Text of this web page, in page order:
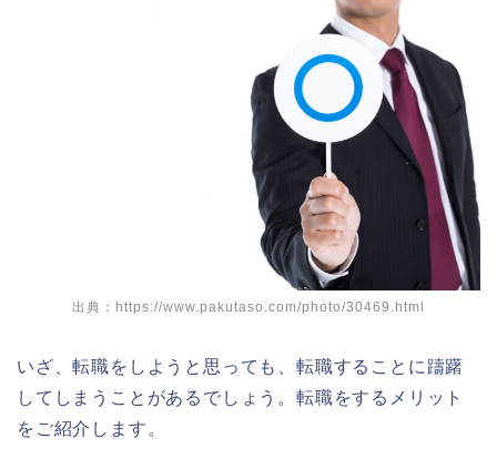
出典：https://www.pakutaso.com/photo/30469.html
いざ、転職をしようと思っても、転職することに躊躇
してしまうことがあるでしょう。転職をするメリット
をご紹介します。